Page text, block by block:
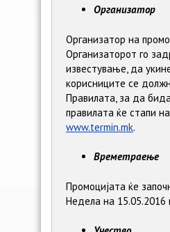
Организатор
Oрганизатор на
Организаторот го
известување, да
корисниците се
Правилата, за да
правилата ќе стапи
www.termin.mk.
Времетраење
Промоцијата ќе
Недела на 15.05.2016